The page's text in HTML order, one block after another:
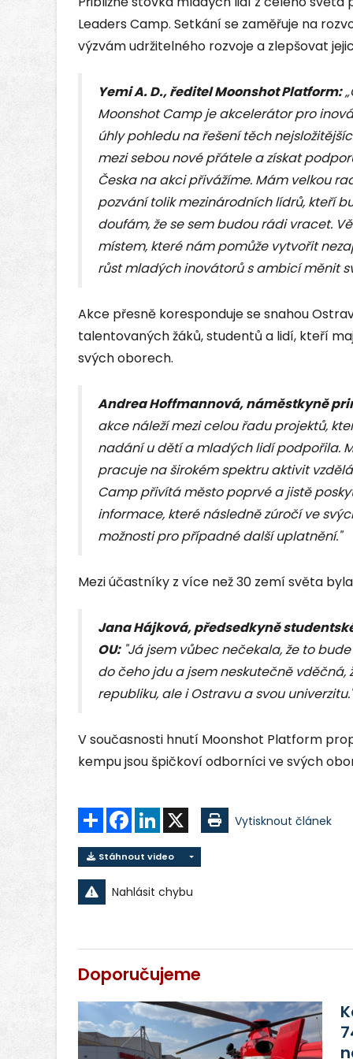
Leaders Camp. Setkání se zaměřuje na
výzvám udržitelného rozvoje a zlepšovat
Yemi A. D., ředitel Moonshot Platform:
Moonshot Camp je akcelerátor pro
úhly pohledu na řešení těch
mezi sebou nové přátele a získat
Česka na akci přivážíme. Mám velkou
pozvání tolik mezinárodních lídrů, kteří
doufám, že se sem budou rádi vracet.
místem, které nám pomůže vytvořit
růst mladých inovátorů s ambicí měnit
Akce přesně koresponduje se snahou
talentovaných žáků, studentů a lidí, kteří
svých oborech.
Andrea Hoffmannová, náměstkyně
akce náleží mezi celou řadu projektů,
nadání u dětí a mladých lidí podpořila.
pracuje na širokém spektru aktivit
Camp přivítá město poprvé a jistě
informace, které následně zúročí ve
možnosti pro případné další uplatnění."
Mezi účastníky z více než 30 zemí světa
Jana Hájková, předsedkyně
OU:"Já jsem vůbec nečekala, že to
do čeho jdu a jsem neskutečně vděčná,
republiku, ale i Ostravu a svou univerzitu."
V současnosti hnutí Moonshot Platform
kempu jsou špičkoví odborníci ve svých
Sdílet FacebookLinkedIn Vytisknout článek
Stáhnout video
Nahlásit chybu
Doporučujeme